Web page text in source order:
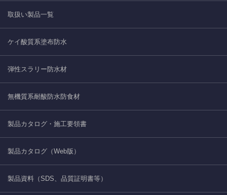
取扱い製品一覧
ケイ酸質系塗布防水
弾性スラリー防水材
無機質系耐酸防水防食材
製品カタログ・施工要領書
製品カタログ（Web版）
製品資料（SDS、品質証明書等）